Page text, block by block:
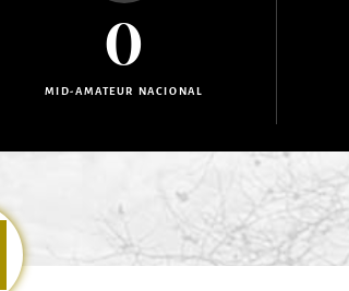
0
MID-AMATEUR NACIONAL